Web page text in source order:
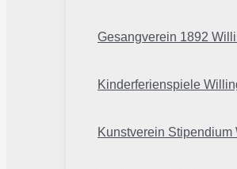
Gesangverein 1892
Kinderferienspiele
Kunstverein Stipendium